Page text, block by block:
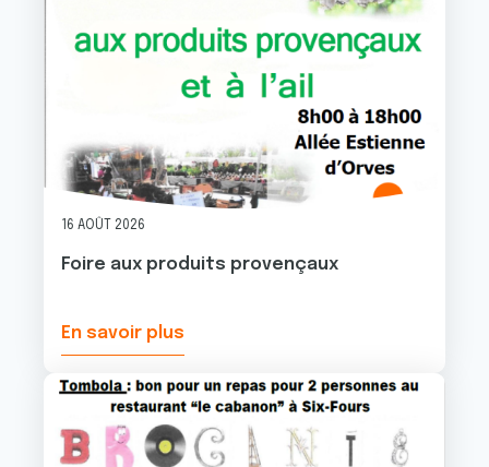
16 AOÛT 2026
Foire aux produits provençaux
En savoir plus
Image